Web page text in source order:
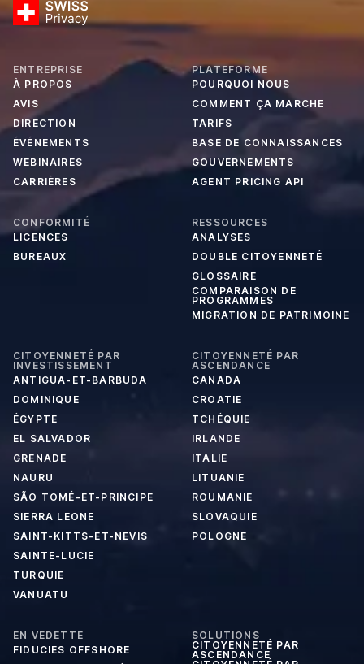
ENTREPRISE
À PROPOS
AVIS
DIRECTION
ÉVÉNEMENTS
WEBINAIRES
CARRIÈRES
PLATEFORME
POURQUOI NOUS
COMMENT ÇA MARCHE
TARIFS
BASE DE CONNAISSANCES
GOUVERNEMENTS
AGENT PRICING API
CONFORMITÉ
LICENCES
BUREAUX
RESSOURCES
ANALYSES
DOUBLE CITOYENNETÉ
GLOSSAIRE
COMPARAISON DE
PROGRAMMES
MIGRATION DE PATRIMOINE
CITOYENNETÉ PAR
INVESTISSEMENT
ANTIGUA-ET-BARBUDA
DOMINIQUE
ÉGYPTE
EL SALVADOR
GRENADE
NAURU
SÃO TOMÉ-ET-PRINCIPE
SIERRA LEONE
SAINT-KITTS-ET-NEVIS
SAINTE-LUCIE
TURQUIE
VANUATU
CITOYENNETÉ PAR
ASCENDANCE
CANADA
CROATIE
TCHÉQUIE
IRLANDE
ITALIE
LITUANIE
ROUMANIE
SLOVAQUIE
POLOGNE
EN VEDETTE
FIDUCIES OFFSHORE
SOLUTIONS
CITOYENNETÉ PAR
ASCENDANCE